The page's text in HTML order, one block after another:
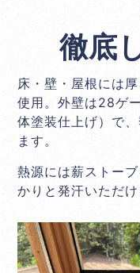
徹底
床・壁・屋根には
使用。外壁は28ゲ
体塗装仕上げ）で
ます。
熱源には薪ストー
かりと発汗いただけ